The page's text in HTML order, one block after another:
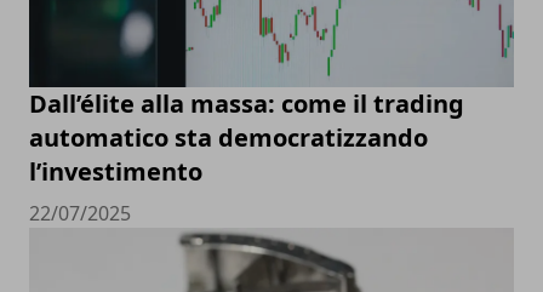
Dall’élite alla massa: come il trading
automatico sta democratizzando
l’investimento
22/07/2025